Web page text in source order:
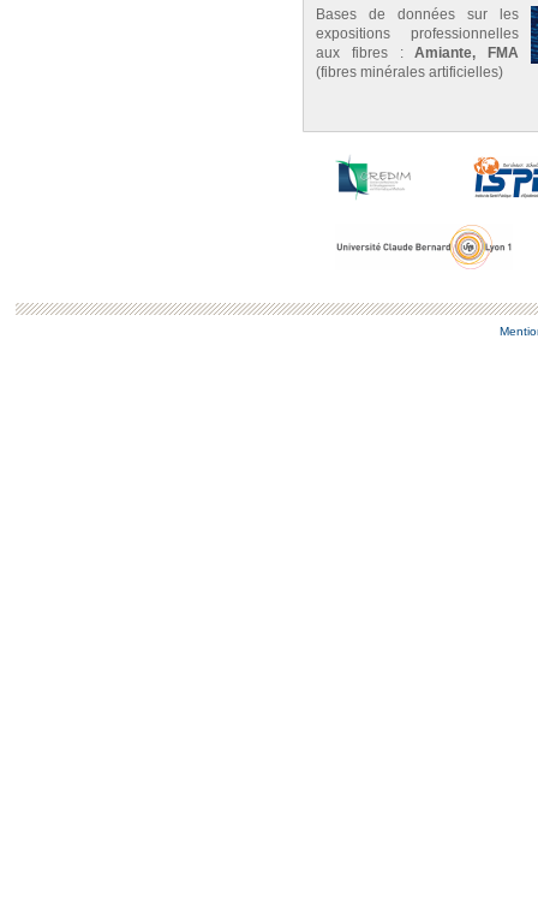
Bases de données sur les
expositions professionnelles
aux fibres :Amiante, FMA
(fibres minérales artificielles)